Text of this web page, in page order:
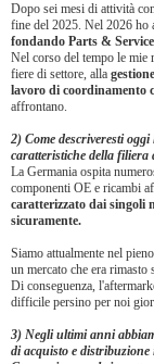
Dopo sei mesi di attività
fine del 2025. Nel 2026 ho
fondando Parts &
Nel corso del tempo le mie
fiere di settore, alla
lavoro di coordinamento
affrontano.
2) Come descriveresti
caratteristiche della filiera
La Germania ospita
componenti OE e ricambi
caratterizzato dai singoli
sicuramente.
Siamo attualmente nel
un mercato che era rimasto
Di conseguenza,
difficile persino per noi
3) Negli ultimi anni
di acquisto e